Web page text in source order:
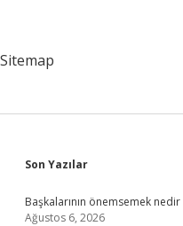
Sitemap
Sidebar
Son Yazılar
Başkalarının önemsemek nedir
Ağustos 6, 2026